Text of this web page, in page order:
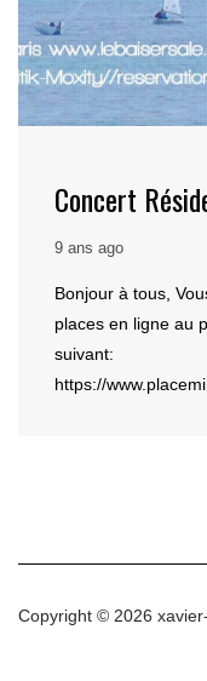
Concert
9 ans ago
Bonjour à tous,
places en ligne au
suivant:
https://
Copyright © 2026